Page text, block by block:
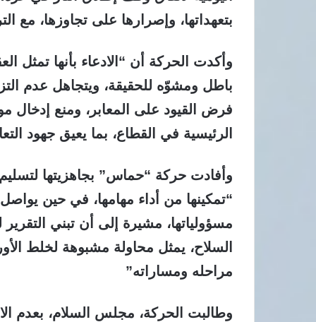
بتعهداتها، وإصرارها على تجاوزها، مع
وأكدت الحركة أن “الادعاء بأنها تمثل
باطل ومشوّه للحقيقة، ويتجاهل عدم
فرض القيود على المعابر، ومنع إدخال
الرئيسية في القطاع، بما يعيق جهود
وأفادت حركة “حماس” بجاهزيتها
“تمكينها من أداء مهامها، في حين
مسؤولياتها، مشيرة إلى أن تبني
السلاح، يمثل محاولة مشبوهة لخلط
مراحله ومساراته”
وطالبت الحركة، مجلس السلام، بعدم